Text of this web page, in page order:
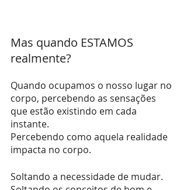
Mas quando ESTAMOS
realmente?
Quando ocupamos o nosso lugar no
corpo, percebendo as sensações
que estão existindo em cada
instante.
Percebendo como aquela realidade
impacta no corpo.
Soltando a necessidade de mudar.